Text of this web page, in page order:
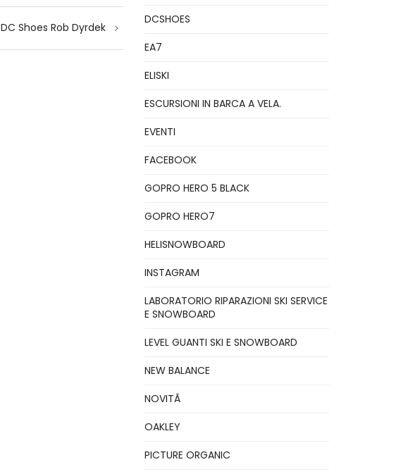
DC Shoes Rob Dyrdek
DCSHOES
EA7
ELISKI
ESCURSIONI IN BARCA A VELA.
EVENTI
FACEBOOK
GOPRO HERO 5 BLACK
GOPRO HERO7
HELISNOWBOARD
INSTAGRAM
LABORATORIO RIPARAZIONI SKI SERVICE
E SNOWBOARD
LEVEL GUANTI SKI E SNOWBOARD
NEW BALANCE
NOVITÃ
OAKLEY
PICTURE ORGANIC